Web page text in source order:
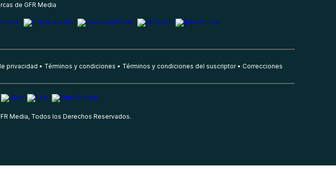
de GFR Media
privacidad Términos y condiciones Términos y condiciones del suscriptor Correcciones
Media, Todos los Derechos Reservados.